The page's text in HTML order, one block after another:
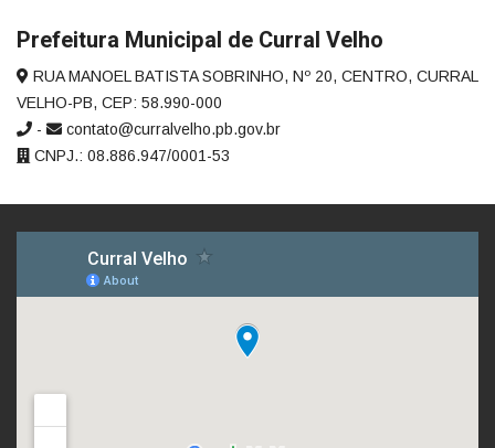
Prefeitura Municipal de Curral Velho
RUA MANOEL BATISTA SOBRINHO, Nº 20, CENTRO, CURRAL
VELHO-PB, CEP: 58.990-000
-
contato@curralvelho.pb.gov.br
CNPJ.: 08.886.947/0001-53